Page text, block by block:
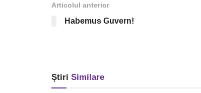
Articolul anterior
Habemus Guvern!
Știri Similare